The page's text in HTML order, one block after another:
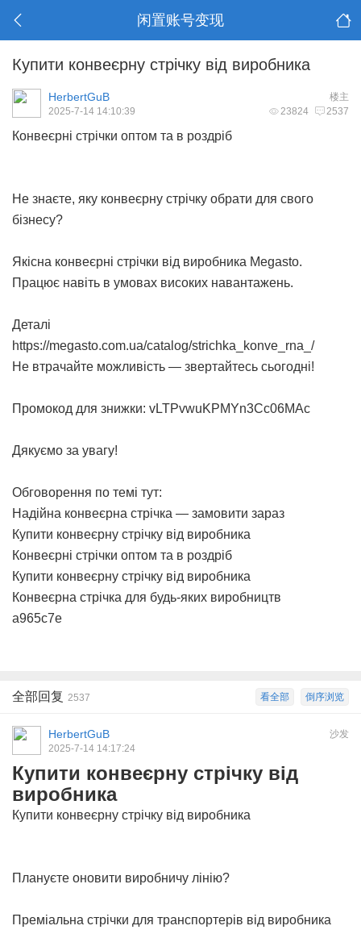
闲置账号变现
Купити конвеєрну стрічку від виробника
楼主
HerbertGuB
23824 2537
2025-7-14 14:10:39
Конвеєрні стрічки оптом та в роздріб
Не знаєте, яку конвеєрну стрічку обрати для свого
бізнесу?
Якісна конвеєрні стрічки від виробника Megasto.
Працює навіть в умовах високих навантажень.
Деталі
https://megasto.com.ua/catalog/strichka_konve_rna_/
Не втрачайте можливість — звертайтесь сьогодні!
Промокод для знижки: vLTPvwuKPMYn3Cc06MAc
Дякуємо за увагу!
Обговорення по темі тут:
Надійна конвеєрна стрічка — замовити зараз
Купити конвеєрну стрічку від виробника
Конвеєрні стрічки оптом та в роздріб
Купити конвеєрну стрічку від виробника
Конвеєрна стрічка для будь-яких виробництв
a965c7e
倒序浏览
看全部
全部回复 2537
沙发
HerbertGuB
2025-7-14 14:17:24
Купити конвеєрну стрічку від
виробника
Купити конвеєрну стрічку від виробника
Плануєте оновити виробничу лінію?
Преміальна стрічки для транспортерів від виробника